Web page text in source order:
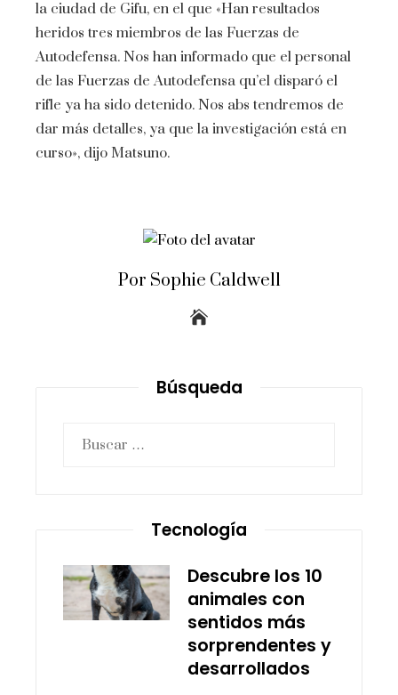
la ciudad de Gifu, en el que «Han resultados
heridos tres miembros de las Fuerzas de
Autodefensa. Nos han informado que el personal
de las Fuerzas de Autodefensa qu’el disparó el
rifle ya ha sido detenido. Nos abs tendremos de
dar más detalles, ya que la investigación está en
curso», dijo Matsuno.
Por Sophie Caldwell
Búsqueda
Tecnología
Descubre los 10
animales con
sentidos más
sorprendentes y
desarrollados